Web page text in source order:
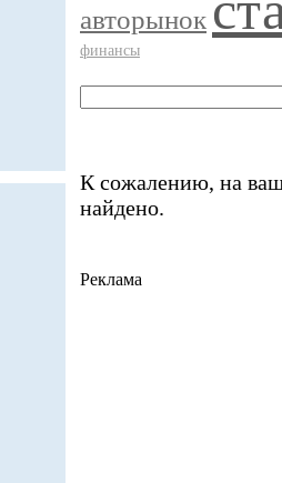
авторынок
финансы
К сожалению, на
найдено.
Реклама